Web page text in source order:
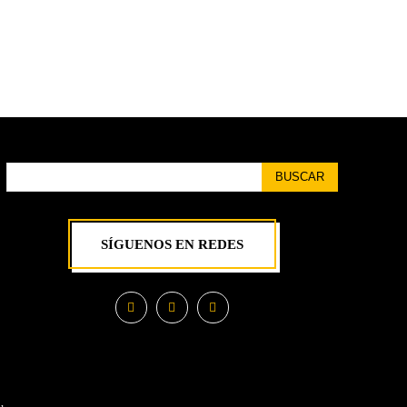
BUSCAR
SÍGUENOS EN REDES